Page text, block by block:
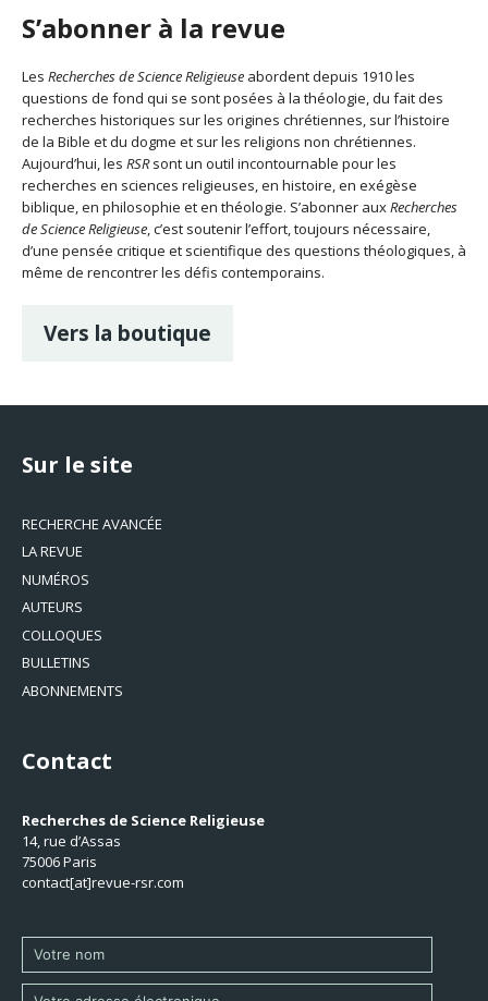
S’abonner à la revue
Les Recherches de Science Religieuse abordent depuis 1910 les
questions de fond qui se sont posées à la théologie, du fait des
recherches historiques sur les origines chrétiennes, sur l’histoire
de la Bible et du dogme et sur les religions non chrétiennes.
Aujourd’hui, les RSRsont un outil incontournable pour les
recherches en sciences religieuses, en histoire, en exégèse
biblique, en philosophie et en théologie. S’abonner auxRecherches
de Science Religieuse, c’est soutenir l’effort, toujours nécessaire,
d’une pensée critique et scientifique des questions théologiques, à
même de rencontrer les défis contemporains.
Vers la boutique
Sur le site
RECHERCHE AVANCÉE
LA REVUE
NUMÉROS
AUTEURS
COLLOQUES
BULLETINS
ABONNEMENTS
Contact
Recherches de Science Religieuse
14, rue d’Assas
75006 Paris
contact[at]revue-rsr.com